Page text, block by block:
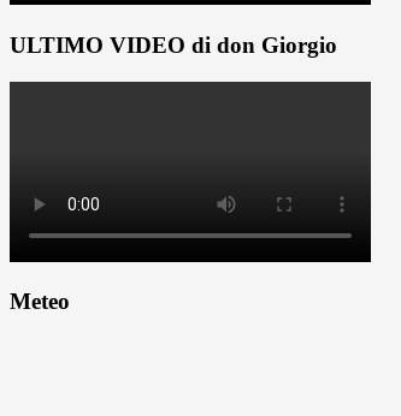
ULTIMO VIDEO di don Giorgio
Meteo